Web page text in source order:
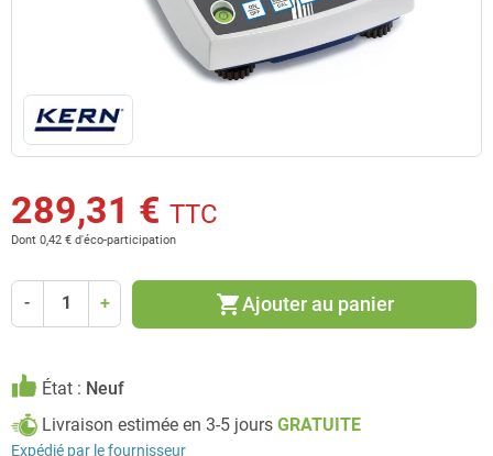
289,31 € TTC
Dont 0,42 € d'éco-participation
- + shopping_cartAjouter au panier
État : Neuf
Livraison estimée en 3-5 jours GRATUITE
Expédié par le fournisseur